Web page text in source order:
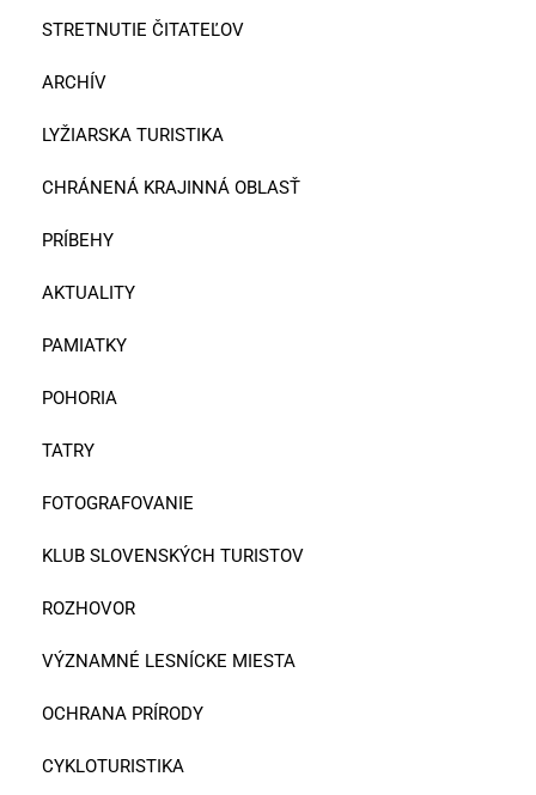
STRETNUTIE ČITATEĽOV
ARCHÍV
LYŽIARSKA TURISTIKA
CHRÁNENÁ KRAJINNÁ OBLASŤ
PRÍBEHY
AKTUALITY
PAMIATKY
POHORIA
TATRY
FOTOGRAFOVANIE
KLUB SLOVENSKÝCH TURISTOV
ROZHOVOR
VÝZNAMNÉ LESNÍCKE MIESTA
OCHRANA PRÍRODY
CYKLOTURISTIKA